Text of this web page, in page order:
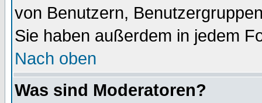
von Benutzern,
Sie haben außerdem in jedem
Nach oben
Was sind Moderatoren?